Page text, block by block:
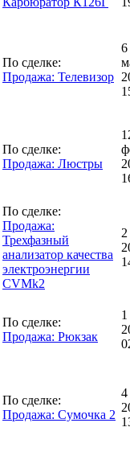
По сделке:
Продажа: Телевизор
6
По сделке:
Продажа: Люстры
По сделке:
Продажа:
Трехфазный
анализатор качества
электроэнергии
CVMk2
По сделке:
Продажа: Рюкзак
По сделке:
Продажа: Сумочка 2
4